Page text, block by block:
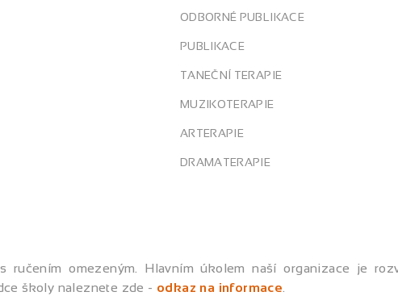
ODBORNÉ PUBLIKACE
PUBLIKACE
TANEČNÍ TERAPIE
MUZIKOTERAPIE
ARTERAPIE
DRAMATERAPIE
ručením omezeným. Hlavním úkolem naší organizace je
školy naleznete zde - odkaz na informace